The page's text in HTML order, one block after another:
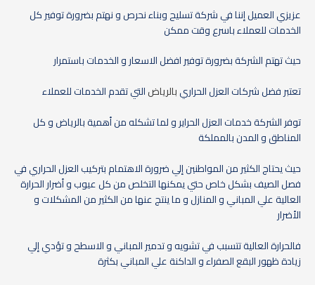
عزيزي العميل إننا في شركة تسليح وبناء نحرص و نهتم بضرورة توفير كل
الخدمات للعملاء باسرع وقت ممكن
حيث تهتم الشركة بضرورة توفير افضل الاسعار و الخدمات باستمرار
تعتبر فضل شركات العزل الحراريبالرياضالتي تقدم الخدمات للعملاء
توفر الشركة خدمات العزل الحراير و لما تشكله من أهمية بالرياض و كل
المناطق و المدن بالمملكة
حيث يحتاج الكثير من المواطنين إلي ضرورة الاهتمام بتركيب العزل الحراري في
فصل الصيف بشكل خاص حتي يمكنها التخلص من كل عيوب و أضرار الحرارة
العالية علي المباني و المنازل و ما ينتج عنها من الكثير من المشكلات و
الأضرار
فالحرارة العالية تتسبب في تشويه و تدمير المباني و الاسطح و تؤدي إلي
زيادة ظهور البقع الصفراء و الداكنة علي المباني بكثرة